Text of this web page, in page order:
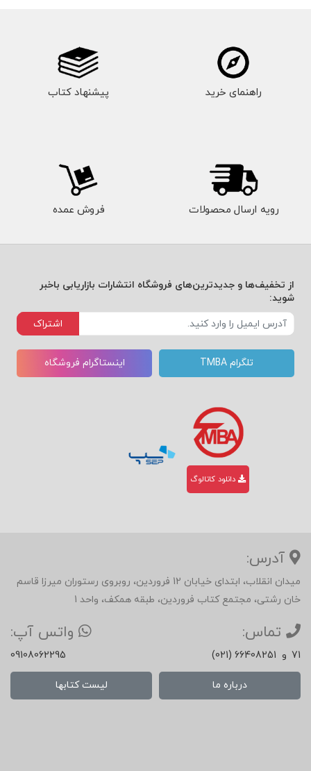
راهنمای خرید پیشنهاد کتاب
رویه ارسال محصولات فروش عمده
از تخفیف‌ها و جدیدترین‌های فروشگاه انتشارات بازاریابی باخبر
شوید:
اشتراک
تلگرام TMBA اینستاگرام فروشگاه
دانلود کاتالوگ
آدرس:
میدان انقلاب، ابتدای خیابان 12 فروردین، روبروی رستوران میرزا قاسم
خان رشتی، مجتمع کتاب فروردین، طبقه همکف، واحد 1
تماس:
(021) 66408251 و 71
واتس آپ:
09108062295
درباره ما لیست کتابها